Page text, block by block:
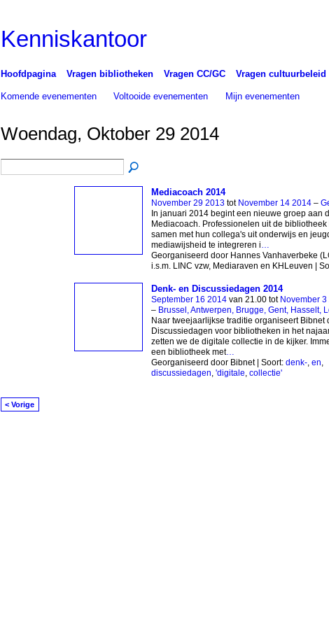
Kenniskantoor
Hoofdpagina Vragen bibliotheken Vragen CC/GC Vragen cultuurbeleid
Komende evenementen Voltooide evenementen Mijn evenementen
Woendag, Oktober 29 2014
Mediacoach 2014
November 29 2013tot November 14 2014–
In januari 2014 begint een nieuwe groep aan
Mediacoach. Professionelen uit de bibliotheek
samen met hun collega's uit onderwijs en
mediawijsheid te integreren i…
Georganiseerd door Hannes Vanhaverbeke
i.s.m. LINC vzw, Mediaraven en KHLeuven |
Denk- en Discussiedagen 2014
September 16 2014van 21.00 tot November 3
– Brussel, Antwerpen, Brugge, Gent, Hasselt,
Naar tweejaarlijkse traditie organiseert Bibnet
Discussiedagen voor bibliotheken in het
zetten we de digitale collectie in de kijker.
een bibliotheek met…
Georganiseerd door Bibnet | Soort: denk-, en,
discussiedagen, 'digitale, collectie'
< Vorige